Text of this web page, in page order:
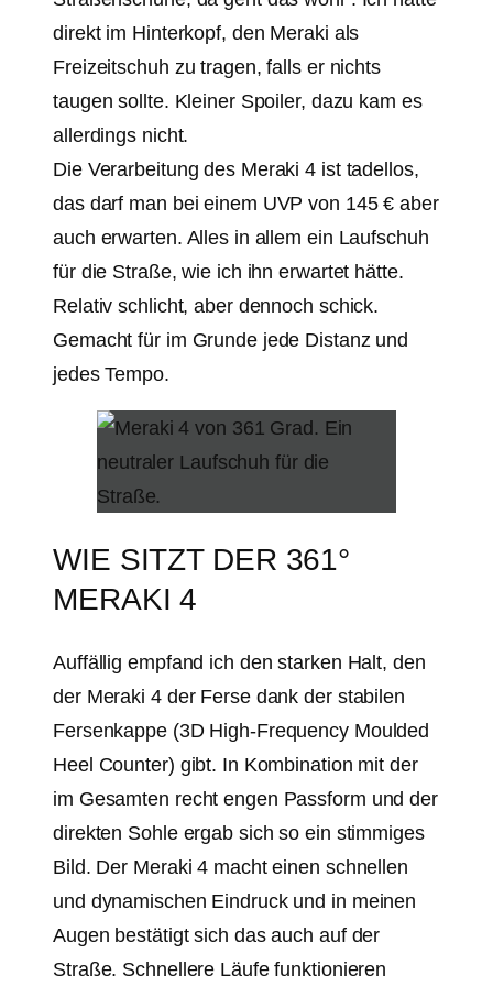
direkt im Hinterkopf, den Meraki als
Freizeitschuh zu tragen, falls er nichts
taugen sollte. Kleiner Spoiler, dazu kam es
allerdings nicht.
Die Verarbeitung des Meraki 4 ist tadellos,
das darf man bei einem UVP von 145 € aber
auch erwarten. Alles in allem ein Laufschuh
für die Straße, wie ich ihn erwartet hätte.
Relativ schlicht, aber dennoch schick.
Gemacht für im Grunde jede Distanz und
jedes Tempo.
WIE SITZT DER 361°
MERAKI 4
Auffällig empfand ich den starken Halt, den
der Meraki 4 der Ferse dank der stabilen
Fersenkappe (3D High-Frequency Moulded
Heel Counter) gibt. In Kombination mit der
im Gesamten recht engen Passform und der
direkten Sohle ergab sich so ein stimmiges
Bild. Der Meraki 4 macht einen schnellen
und dynamischen Eindruck und in meinen
Augen bestätigt sich das auch auf der
Straße. Schnellere Läufe funktionieren